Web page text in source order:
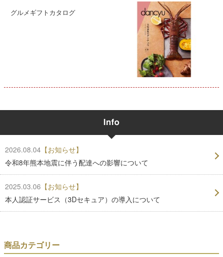
グルメギフトカタログ
2026.08.04 【お知らせ】
令和8年熊本地震に伴う配達への影響について
2025.03.06 【お知らせ】
本人認証サービス（3Dセキュア）の導入について
商品カテゴリー